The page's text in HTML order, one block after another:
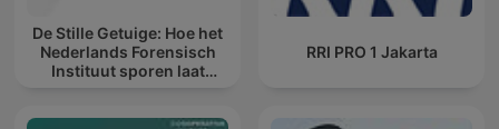
De Stille Getuige: Hoe het
Nederlands Forensisch
Instituut sporen laat
RRI PRO 1 Jakarta